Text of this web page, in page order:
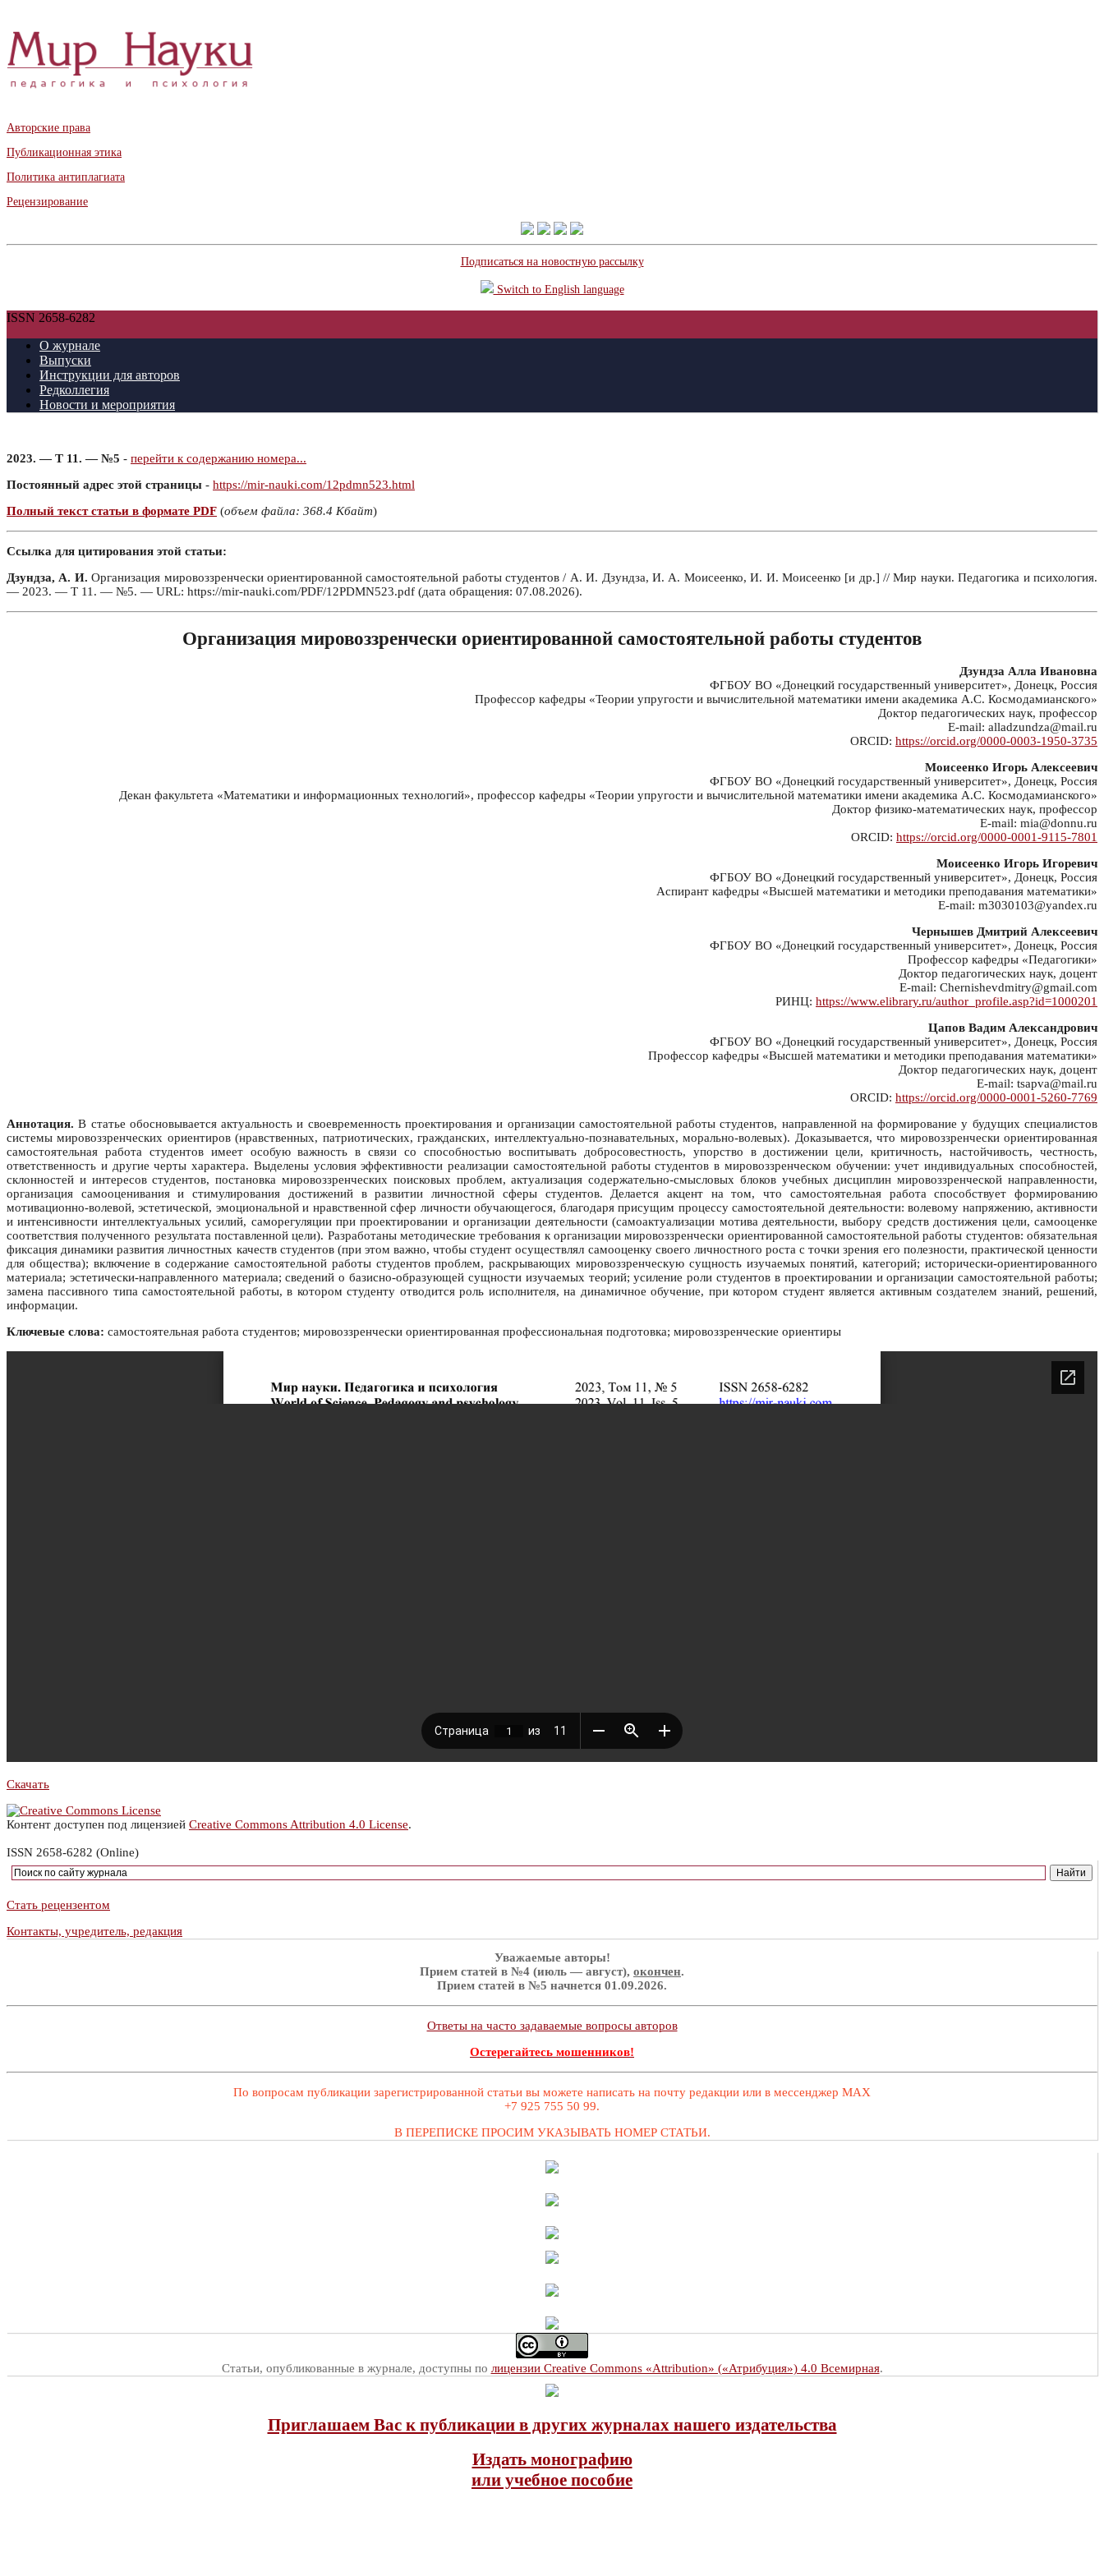
Авторские права
Публикационная этика
Политика антиплагиата
Рецензирование
Подписаться на новостную рассылку
Switch to English language
ISSN 2658-6282
О журнале
Выпуски
Инструкции для авторов
Редколлегия
Новости и мероприятия
2023. — Т 11. — №5 - перейти к содержанию номера...
Постоянный адрес этой страницы - https://mir-nauki.com/12pdmn523.html
Полный текст статьи в формате PDF (объем файла: 368.4 Кбайт)
Ссылка для цитирования этой статьи:
Дзундза, А. И. Организация мировоззренчески ориентированной самостоятельной работы студентов / А. И. Дзундза, И. А. Моисеенко, И. И. Моисеенко [и др.] // Мир науки. Педагогика и психология.
— 2023. — Т 11. — №5. — URL: https://mir-nauki.com/PDF/12PDMN523.pdf (дата обращения: 07.08.2026).
Организация мировоззренчески ориентированной самостоятельной работы студентов
Дзундза Алла Ивановна
ФГБОУ ВО «Донецкий государственный университет», Донецк, Россия
Профессор кафедры «Теории упругости и вычислительной математики имени академика А.С. Космодамианского»
Доктор педагогических наук, профессор
E-mail: alladzundza@mail.ru
ORCID: https://orcid.org/0000-0003-1950-3735
Моисеенко Игорь Алексеевич
ФГБОУ ВО «Донецкий государственный университет», Донецк, Россия
Декан факультета «Математики и информационных технологий», профессор кафедры «Теории упругости и вычислительной математики имени академика А.С. Космодамианского»
Доктор физико-математических наук, профессор
E-mail: mia@donnu.ru
ORCID: https://orcid.org/0000-0001-9115-7801
Моисеенко Игорь Игоревич
ФГБОУ ВО «Донецкий государственный университет», Донецк, Россия
Аспирант кафедры «Высшей математики и методики преподавания математики»
E-mail: m3030103@yandex.ru
Чернышев Дмитрий Алексеевич
ФГБОУ ВО «Донецкий государственный университет», Донецк, Россия
Профессор кафедры «Педагогики»
Доктор педагогических наук, доцент
E-mail: Chernishevdmitry@gmail.com
РИНЦ: https://www.elibrary.ru/author_profile.asp?id=1000201
Цапов Вадим Александрович
ФГБОУ ВО «Донецкий государственный университет», Донецк, Россия
Профессор кафедры «Высшей математики и методики преподавания математики»
Доктор педагогических наук, доцент
E-mail: tsapva@mail.ru
ORCID: https://orcid.org/0000-0001-5260-7769
Аннотация. В статье обосновывается актуальность и своевременность проектирования и организации самостоятельной работы студентов, направленной на формирование у будущих специалистов
системы мировоззренческих ориентиров (нравственных, патриотических, гражданских, интеллектуально-познавательных, морально-волевых). Доказывается, что мировоззренчески ориентированная
самостоятельная работа студентов имеет особую важность в связи со способностью воспитывать добросовестность, упорство в достижении цели, критичность, настойчивость, честность,
ответственность и другие черты характера. Выделены условия эффективности реализации самостоятельной работы студентов в мировоззренческом обучении: учет индивидуальных способностей,
склонностей и интересов студентов, постановка мировоззренческих поисковых проблем, актуализация содержательно-смысловых блоков учебных дисциплин мировоззренческой направленности,
организация самооценивания и стимулирования достижений в развитии личностной сферы студентов. Делается акцент на том, что самостоятельная работа способствует формированию
мотивационно-волевой, эстетической, эмоциональной и нравственной сфер личности обучающегося, благодаря присущим процессу самостоятельной деятельности: волевому напряжению, активности
и интенсивности интеллектуальных усилий, саморегуляции при проектировании и организации деятельности (самоактуализации мотива деятельности, выбору средств достижения цели, самооценке
соответствия полученного результата поставленной цели). Разработаны методические требования к организации мировоззренчески ориентированной самостоятельной работы студентов: обязательная
фиксация динамики развития личностных качеств студентов (при этом важно, чтобы студент осуществлял самооценку своего личностного роста с точки зрения его полезности, практической ценности
для общества); включение в содержание самостоятельной работы студентов проблем, раскрывающих мировоззренческую сущность изучаемых понятий, категорий; исторически-ориентированного
материала; эстетически-направленного материала; сведений о базисно-образующей сущности изучаемых теорий; усиление роли студентов в проектировании и организации самостоятельной работы;
замена пассивного типа самостоятельной работы, в котором студенту отводится роль исполнителя, на динамичное обучение, при котором студент является активным создателем знаний, решений,
информации.
Ключевые слова: самостоятельная работа студентов; мировоззренчески ориентированная профессиональная подготовка; мировоззренческие ориентиры
Скачать
Контент доступен под лицензией Creative Commons Attribution 4.0 License.
ISSN 2658-6282 (Online)
Стать рецензентом
Контакты, учредитель, редакция
Уважаемые авторы!
Прием статей в №4 (июль — август), окончен.
Прием статей в №5 начнется 01.09.2026.
Ответы на часто задаваемые вопросы авторов
Остерегайтесь мошенников!
По вопросам публикации зарегистрированной статьи вы можете написать на почту редакции или в мессенджер MAX
+7 925 755 50 99.
В ПЕРЕПИСКЕ ПРОСИМ УКАЗЫВАТЬ НОМЕР СТАТЬИ.
Статьи, опубликованные в журнале, доступны по лицензии Creative Commons «Attribution» («Атрибуция») 4.0 Всемирная.
Приглашаем Вас к публикации в других журналах нашего издательства
Издать монографию
или учебное пособие